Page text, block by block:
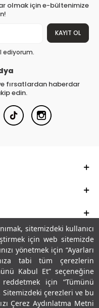
sitemizdeki kullanıcı
için web sitemizde
yönetmek için “Ayarları
tabi tüm çerezlerin
Kabul Et” seçeneğine
için “Tümünü
Sitemizdeki çerezleri ve bu
Çerez Aydınlatma Metni
olmak için e-bültenimize
KAYIT OL
ediyorum.
fırsatlardan haberdar
edin.